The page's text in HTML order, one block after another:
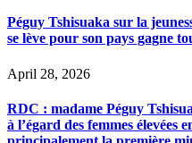
Péguy Tshisuaka sur la
se lève pour son pays gagne
April 28, 2026
RDC : madame Péguy
à l’égard des femmes élevées